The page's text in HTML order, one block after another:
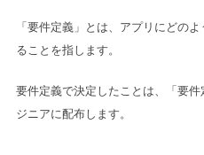
「要件定義」とは、アプリにどの
ることを指します。
要件定義で決定したことは、「要
ジニアに配布します。